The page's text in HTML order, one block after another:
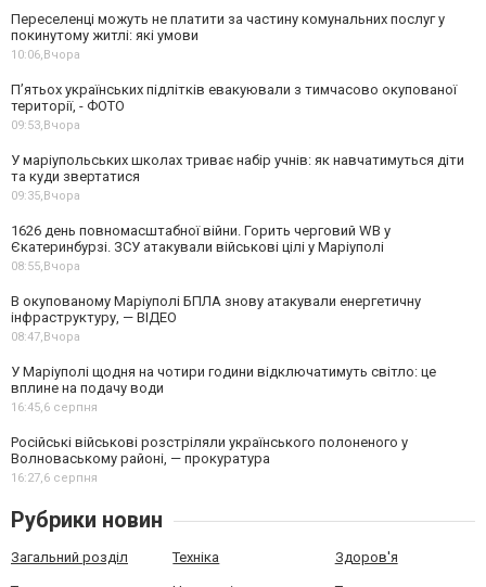
Переселенці можуть не платити за частину комунальних послуг у
покинутому житлі: які умови
10:06,Вчора
П’ятьох українських підлітків евакуювали з тимчасово окупованої
території, - ФОТО
09:53,Вчора
У маріупольських школах триває набір учнів: як навчатимуться діти
та куди звертатися
09:35,Вчора
1626 день повномасштабної війни. Горить черговий WB у
Єкатеринбурзі. ЗСУ атакували військові цілі у Маріуполі
08:55,Вчора
В окупованому Маріуполі БПЛА знову атакували енергетичну
інфраструктуру, — ВІДЕО
08:47,Вчора
У Маріуполі щодня на чотири години відключатимуть світло: це
вплине на подачу води
16:45,6 серпня
Російські військові розстріляли українського полоненого у
Волноваському районі, — прокуратура
16:27,6 серпня
Рубрики новин
Загальний розділ Техніка Здоров'я